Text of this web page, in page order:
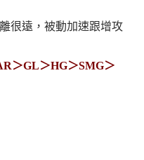
很遠，被動加速跟增攻
＞GL＞HG＞SMG＞